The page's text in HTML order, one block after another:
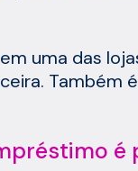
uma das
Também
é